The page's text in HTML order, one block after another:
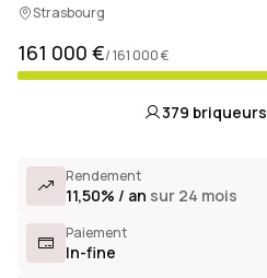
Strasbourg
161 000 €/ 161 000 €
379 briqueurs
Rendement
11,50% / an sur 24 mois
Paiement
In-fine